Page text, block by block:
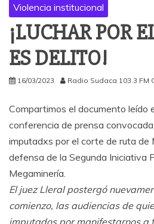
Violencia institucional
¡LUCHAR POR
ES DELITO!
16/03/2023 Radio Sudaca 103.3 FM
Compartimos el documento leído
conferencia de prensa
imputadxs por el corte de ruta
defensa de la Segunda Iniciativa
Megaminería.
El juez Lleral postergó
comienzo, las audiencias de
imputados por manifestarnos a